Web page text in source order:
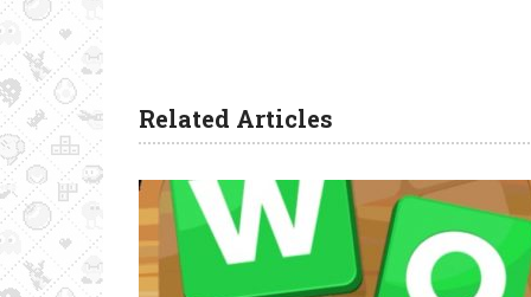
Related Articles